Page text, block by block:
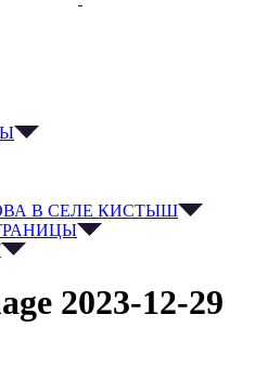
В СЕЛЕ КИСТЫШ
2023-12-29